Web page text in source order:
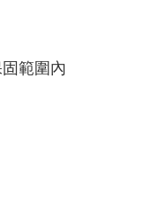
範圍內